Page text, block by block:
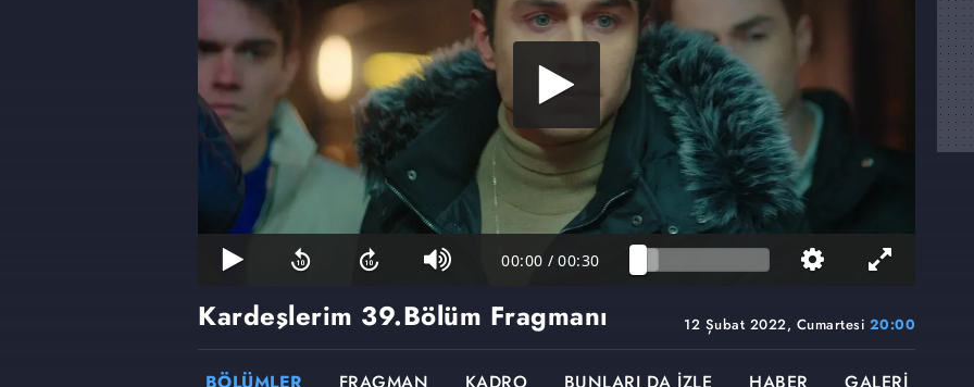
00:00 / 00:30
12 Şubat 2022, Cumartesi 20:00
Kardeşlerim 39.Bölüm Fragmanı